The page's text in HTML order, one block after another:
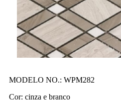
MODELO NO.: WPM282
Cor: cinza e branco